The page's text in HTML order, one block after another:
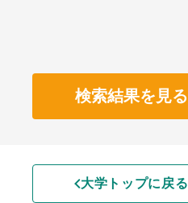
検索結果を見る
大学トップに戻る